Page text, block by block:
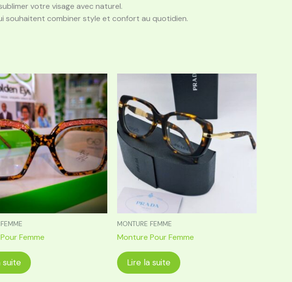
votre visage avec naturel.
souhaitent combiner style et confort au quotidien.
Femme
suite
MONTURE FEMME
Monture Pour Femme
Lire la suite